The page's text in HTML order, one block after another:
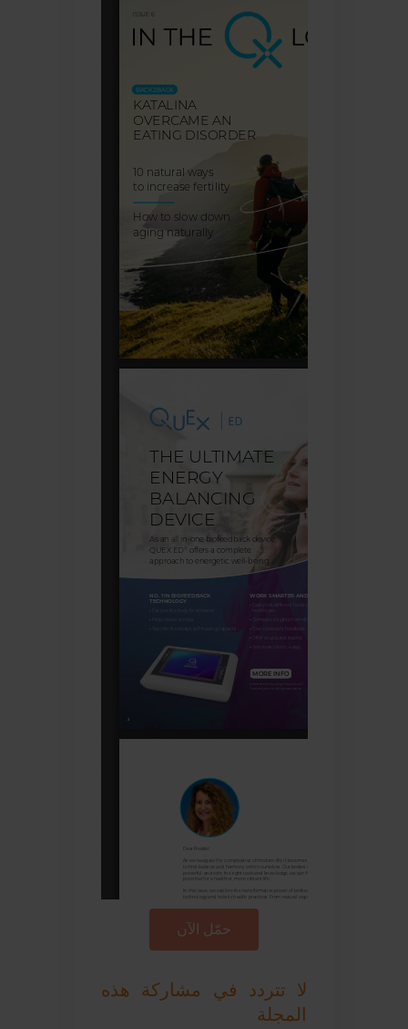
حمّل الآن
لا تتردد في مشاركة هذه
المجلة